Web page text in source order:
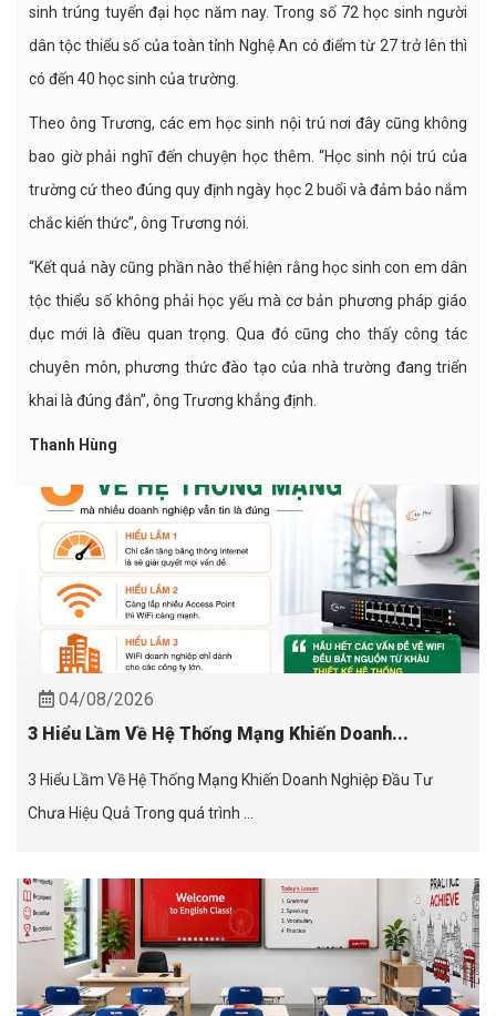
sinh trúng tuyển đại học năm nay. Trong số 72 học sinh người
dân tộc thiểu số của toàn tỉnh Nghệ An có điểm từ 27 trở lên thì
có đến 40 học sinh của trường.
Theo ông Trương, các em học sinh nội trú nơi đây cũng không
bao giờ phải nghĩ đến chuyện học thêm. “Học sinh nội trú của
trường cứ theo đúng quy định ngày học 2 buổi và đảm bảo nắm
chắc kiến thức”, ông Trương nói.
“Kết quả này cũng phần nào thể hiện rằng học sinh con em dân
tộc thiểu số không phải học yếu mà cơ bản phương pháp giáo
dục mới là điều quan trọng. Qua đó cũng cho thấy công tác
chuyên môn, phương thức đào tạo của nhà trường đang triển
khai là đúng đắn”, ông Trương khẳng định.
Thanh Hùng
04/08/2026
3 Hiểu Lầm Về Hệ Thống Mạng Khiến Doanh...
3 Hiểu Lầm Về Hệ Thống Mạng Khiến Doanh Nghiệp Đầu Tư
Chưa Hiệu Quả Trong quá trình ...